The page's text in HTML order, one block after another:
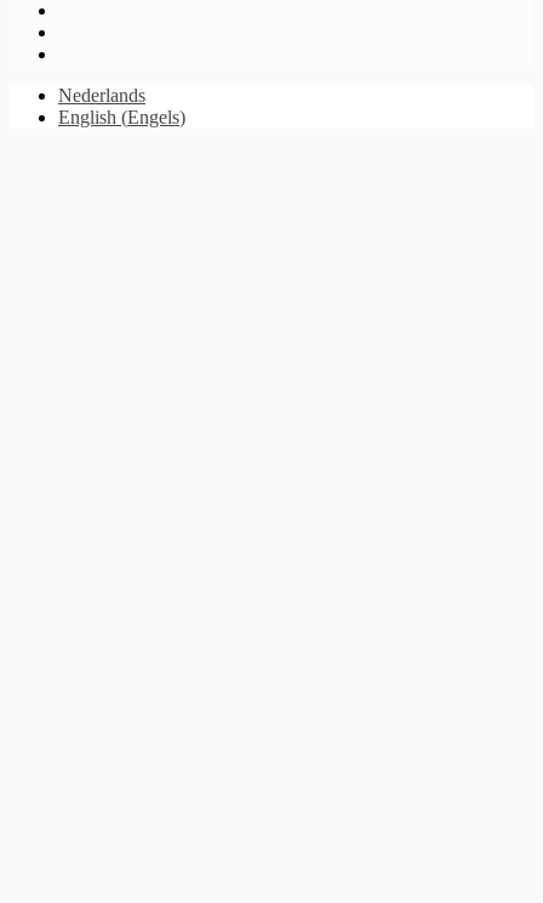
Nederlands
English (Engels)